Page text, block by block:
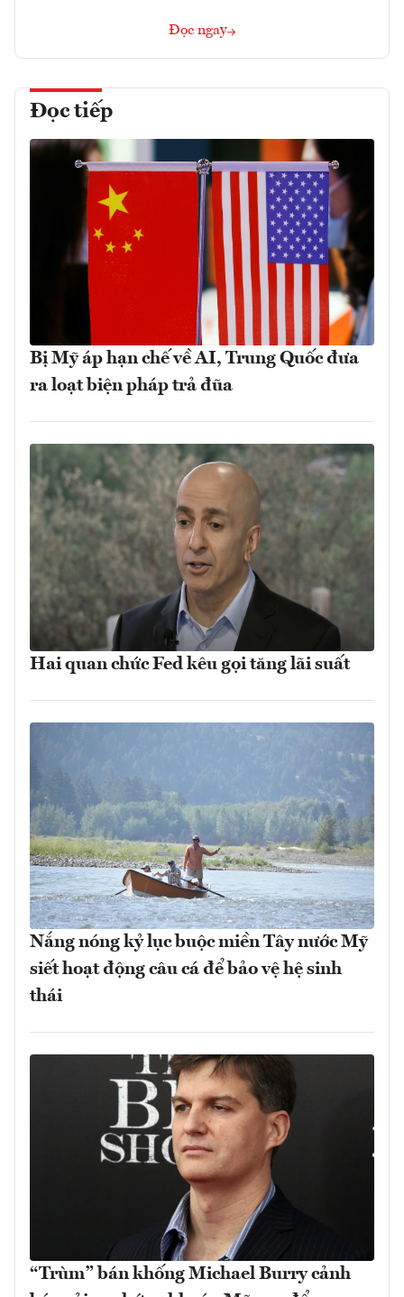
Đọc ngay
Đọc tiếp
Bị Mỹ áp hạn chế về AI, Trung Quốc đưa
ra loạt biện pháp trả đũa
Hai quan chức Fed kêu gọi tăng lãi suất
Nắng nóng kỷ lục buộc miền Tây nước Mỹ
siết hoạt động câu cá để bảo vệ hệ sinh
thái
“Trùm” bán khống Michael Burry cảnh